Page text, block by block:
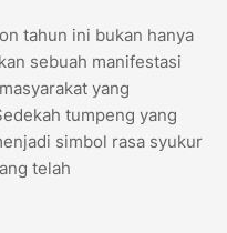
tahun ini bukan hanya
sebuah manifestasi
yang
tumpeng yang
simbol rasa syukur
telah